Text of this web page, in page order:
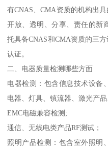
有CNAS、CMA资质的机构出
开放、透明、分享、责任的新
托具备CNAS和CMA资质的三
认证。
二、电器质量检测哪些方面
电器检测：包含信息技术设备
电器、灯具、镇流器、激光产
EMC电磁兼容检测;
通信、无线电类产品RF测试；
照明产品检测：包含室外照明